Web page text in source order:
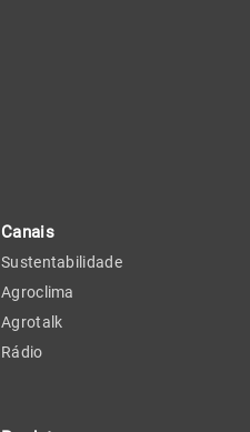
Canais
Sustentabilidade
Agroclima
Agrotalk
Rádio